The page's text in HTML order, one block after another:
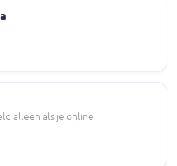
alleen als je online